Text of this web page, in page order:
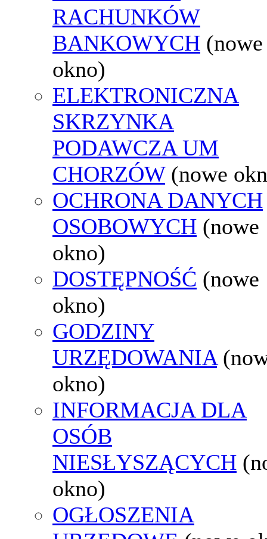
RACHUNKÓW
BANKOWYCH (nowe
okno)
ELEKTRONICZNA
SKRZYNKA
PODAWCZA UM
CHORZÓW (nowe
OCHRONA DANYCH
OSOBOWYCH (nowe
okno)
DOSTĘPNOŚĆ (nowe
okno)
GODZINY
URZĘDOWANIA
okno)
INFORMACJA DLA
OSÓB
NIESŁYSZĄCYCH
okno)
OGŁOSZENIA